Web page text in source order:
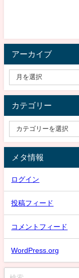
アーカイブ
カテゴリー
メタ情報
ログイン
投稿フィード
コメントフィード
WordPress.org